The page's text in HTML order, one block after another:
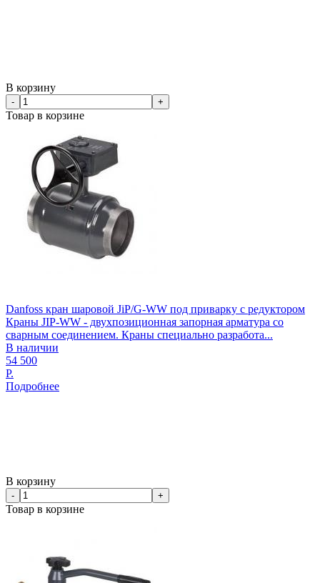
В корзину
- +
Товар в корзине
Danfoss кран шаровой JiP/G-WW под приварку с редуктором
Краны JIP-WW - двухпозиционная запорная арматура со
сварным соединением. Краны специально разработа...
В наличии
54 500
Р.
Подробнее
В корзину
- +
Товар в корзине